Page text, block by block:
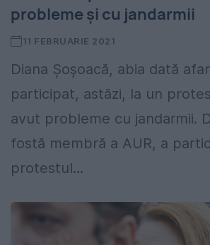
probleme și cu jandarmii
11 FEBRUARIE 2021
Diana Șoșoacă, abia dată
participat, astăzi, la un
avut probleme cu jandarmii.
fostă membră a AUR, a
protestul...